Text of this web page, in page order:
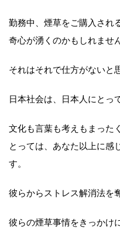
勤務中、煙草をご購入され
奇心が湧くのかもしれません
それはそれで仕方がないと
日本社会は、日本人にとっ
文化も言葉も考えもまった
とっては、あなた以上に感
す。
彼らからストレス解消法を
彼らの煙草事情をきっかけ